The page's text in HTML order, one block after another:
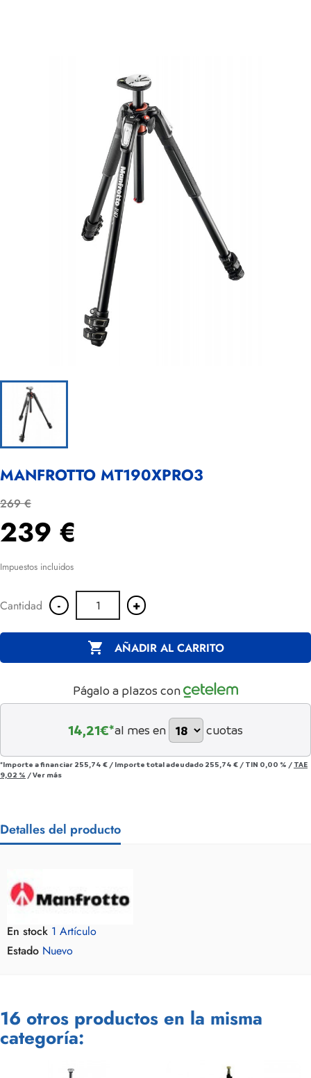
MANFROTTO MT190XPRO3
269 €
239 €
Impuestos incluidos
Cantidad - +
 AÑADIR AL CARRITO
Págalo a plazos con
14,21€*al mes en cuotas
*Importe a financiar 255,74 € / Importe total adeudado 255,74 € / TIN 0,00 % / TAE
9,02 % /Ver más
Detalles del producto
En stock 1 Artículo
Estado Nuevo
16 otros productos en la misma
categoría: